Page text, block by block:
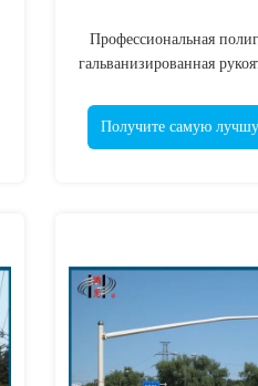
Профессиональная
гальванизированная
Получите самую